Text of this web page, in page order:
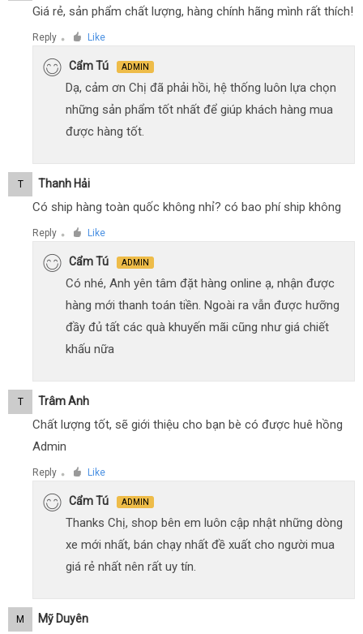
Giá rẻ, sản phẩm chất lượng, hàng chính hãng mình rất thích!
Reply ● Like
Cẩm Tú ADMIN
Dạ, cảm ơn Chị đã phải hồi, hệ thống luôn lựa chọn
những sản phẩm tốt nhất để giúp khách hàng mua
được hàng tốt.
T Thanh Hải
Có ship hàng toàn quốc không nhỉ? có bao phí ship không
Reply ● Like
Cẩm Tú ADMIN
Có nhé, Anh yên tâm đặt hàng online ạ, nhận được
hàng mới thanh toán tiền. Ngoài ra vẫn được hưỡng
đầy đủ tất các quà khuyến mãi cũng như giá chiết
khấu nữa
T Trâm Anh
Chất lượng tốt, sẽ giới thiệu cho bạn bè có được huê hồng
Admin
Reply ● Like
Cẩm Tú ADMIN
Thanks Chị, shop bên em luôn cập nhật những dòng
xe mới nhất, bán chạy nhất đề xuất cho người mua
giá rẻ nhất nên rất uy tín.
M Mỹ Duyên